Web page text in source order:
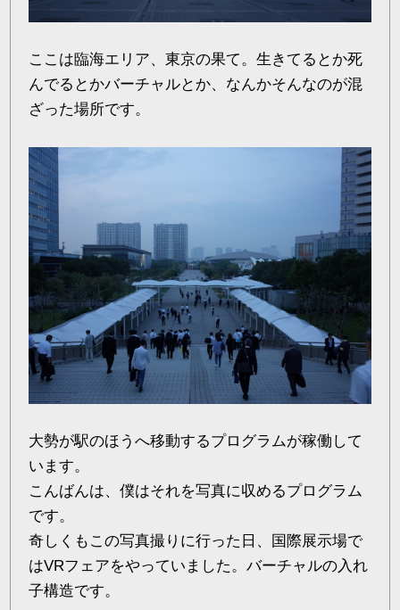
ここは臨海エリア、東京の果て。生きてるとか死
んでるとかバーチャルとか、なんかそんなのが混
ざった場所です。
大勢が駅のほうへ移動するプログラムが稼働して
います。
こんばんは、僕はそれを写真に収めるプログラム
です。
奇しくもこの写真撮りに行った日、国際展示場で
はVRフェアをやっていました。バーチャルの入れ
子構造です。